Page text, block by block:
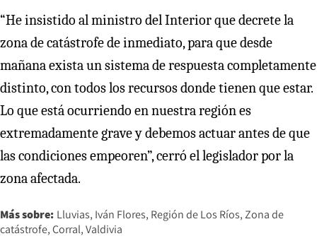
“He insistido al ministro del Interior que decrete la
zona de catástrofe de inmediato, para que desde
mañana exista un sistema de respuesta completamente
distinto, con todos los recursos donde tienen que estar.
Lo que está ocurriendo en nuestra región es
extremadamente grave y debemos actuar antes de que
las condiciones empeoren”, cerró el legislador por la
zona afectada.
Más sobre: Lluvias Iván Flores Región de Los Ríos Zona de
catástrofe Corral Valdivia